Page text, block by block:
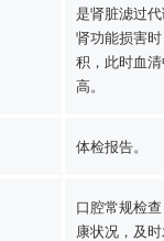
是肾脏滤过
肾功能损害
积，此时血
高。
体检报告。
口腔常规检
康状况，及